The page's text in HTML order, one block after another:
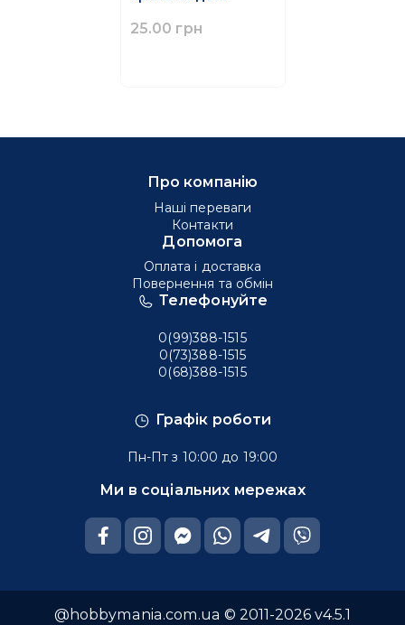
25.00 грн
Графік роботи
Пн-Пт з 10:00 до 19:00
Ми в соціальних мережах
Телефонуйте
0(99)388-1515
0(73)388-1515
0(68)388-1515
Про компанію
Наші переваги
Контакти
Допомога
Оплата і доставка
Повернення та обмін
@hobbymania.com.ua © 2011-2026 v4.5.1